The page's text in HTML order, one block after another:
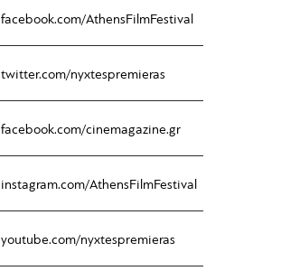
facebook.com/AthensFilmFestival
twitter.com/nyxtespremieras
facebook.com/cinemagazine.gr
instagram.com/AthensFilmFestival
youtube.com/nyxtespremieras